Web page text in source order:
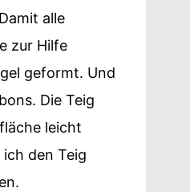
alle
zur Hilfe
geformt. Und
Die Teig
leicht
den Teig